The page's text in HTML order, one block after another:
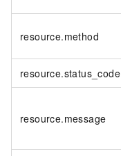
resource.method
resource.status_code
resource.message